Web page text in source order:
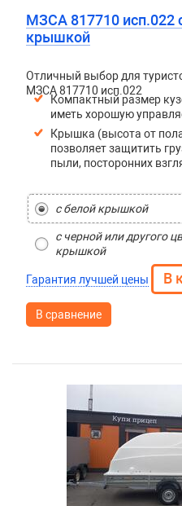
МЗСА 817710 исп.022
крышкой
Отличный выбор для
МЗСА 817710 исп.022
Компактный размер
иметь хорошую
Крышка (высота от
позволяет защитить
пыли, посторонних
с белой крышкой
с черной или другого
крышкой
Гарантия лучшей цены
В сравнение